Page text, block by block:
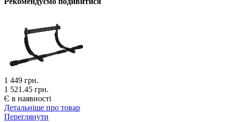
1 449 грн.
1 521.45 грн.
Є в наявності
Детальніше про товар
Переглянути